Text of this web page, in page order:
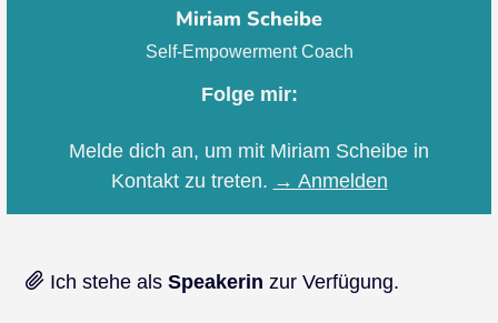
Miriam Scheibe
Self-Empowerment Coach
Folge mir:
Melde dich an, um mit Miriam Scheibe in
Kontakt zu treten. → Anmelden
Ich stehe alsSpeakerin zur Verfügung.